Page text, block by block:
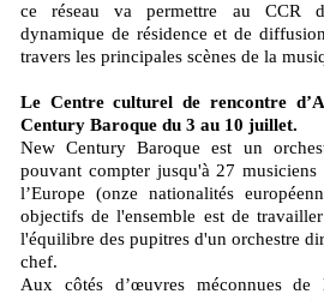
ce réseau va permettre au CCR
dynamique de résidence et de
travers les principales scènes de la
Le Centre culturel de rencontre
Century Baroque du 3 au 10 juillet.
New Century Baroque est un
pouvant compter jusqu'à 27 musiciens
l’Europe (onze nationalités
objectifs de l'ensemble est de
l'équilibre des pupitres d'un orchestre
chef.
Aux côtés d’œuvres méconnues de